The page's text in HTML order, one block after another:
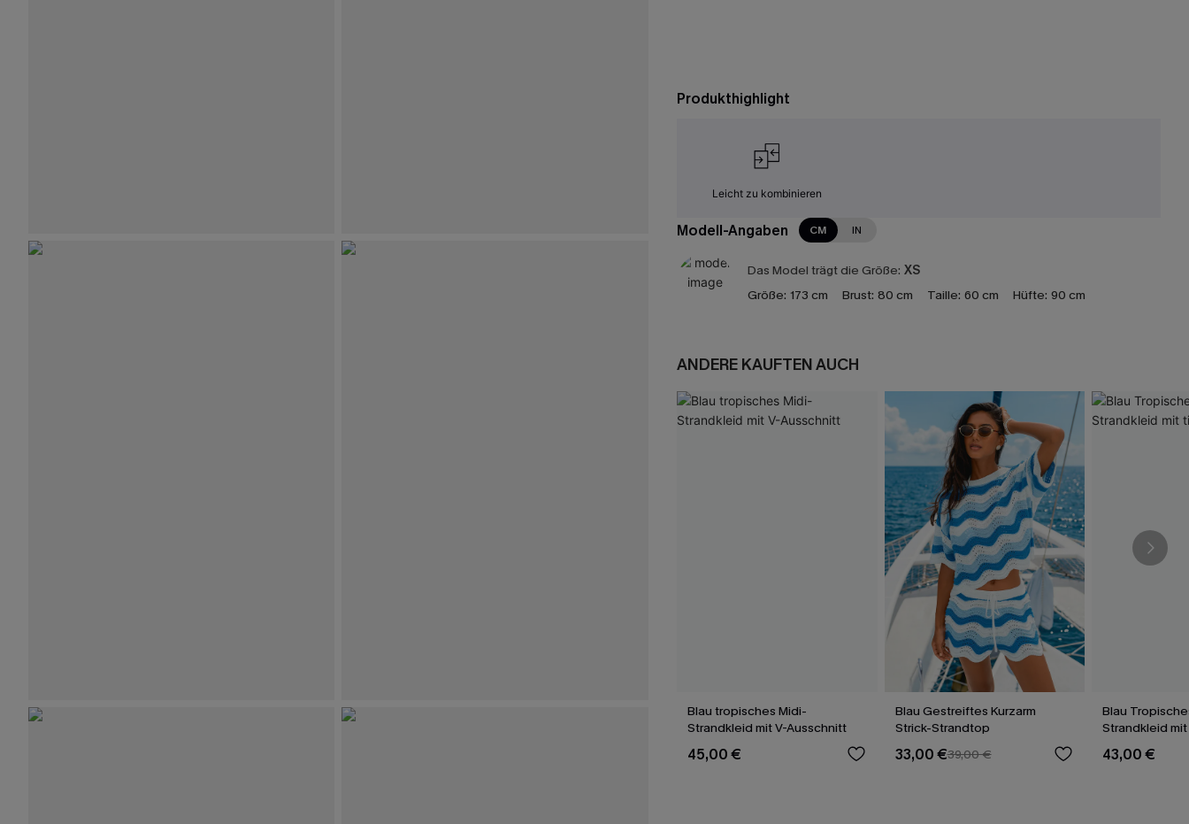
Produkthighlight
Leicht zu kombinieren
Modell-Angaben CM IN
Das Model trägt die Größe: XS
Größe: 173 cm Brust: 80 cm Taille: 60 cm Hüfte: 90 cm
ANDERE KAUFTEN AUCH
Blau tropisches Midi-
Strandkleid mit V-Ausschnitt
45,00 €
Blau Gestreiftes Kurzarm
Strick-Strandtop
33,00 €39,00 €
Blau
Strandkleid
Ausschnitt
43,00 €